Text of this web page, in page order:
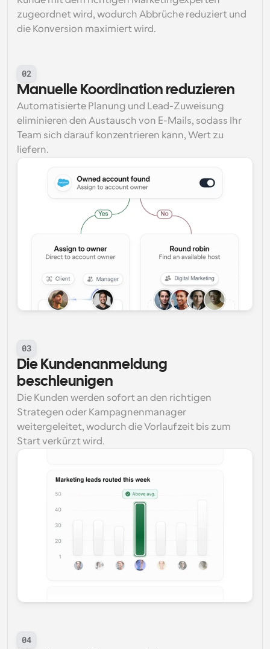
zugeordnet wird, wodurch Abbrüche reduziert und
die Konversion maximiert wird.
02
Manuelle Koordination reduzieren
Automatisierte Planung und Lead-Zuweisung
eliminieren den Austausch von E-Mails, sodass Ihr
Team sich darauf konzentrieren kann, Wert zu
liefern.
03
Die Kundenanmeldung
beschleunigen
Die Kunden werden sofort an den richtigen
Strategen oder Kampagnenmanager
weitergeleitet, wodurch die Vorlaufzeit bis zum
Start verkürzt wird.
04